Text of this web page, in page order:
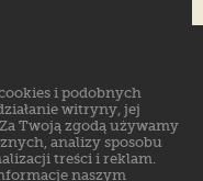
i podobnych
witryny, jej
Twoją zgodą używamy
analizy sposobu
treści i reklam.
naszym